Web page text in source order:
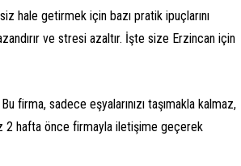
hale getirmek için bazı pratik ipuçlarını
ve stresi azaltır. İşte size Erzincan için
firma, sadece eşyalarınızı taşımakla kalmaz,
2 hafta önce firmayla iletişime geçerek